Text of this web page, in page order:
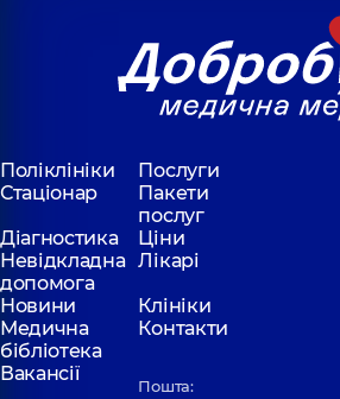
Поліклініки
Послуги
Стаціонар
Пакети
послуг
Діагностика
Ціни
Невідкладна
допомога
Лікарі
Новини
Клініки
Медична
бібліотека
Контакти
Вакансії
Пошта: